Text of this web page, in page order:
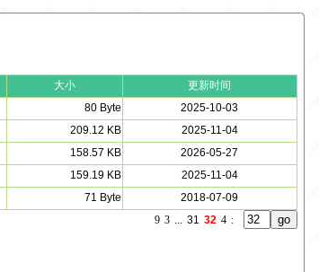
大小
更新时间
80 Byte
2025-10-03
209.12 KB
2025-11-04
158.57 KB
2026-05-27
159.19 KB
2025-11-04
71 Byte
2018-07-09
9 3 ... 31 32 4 :